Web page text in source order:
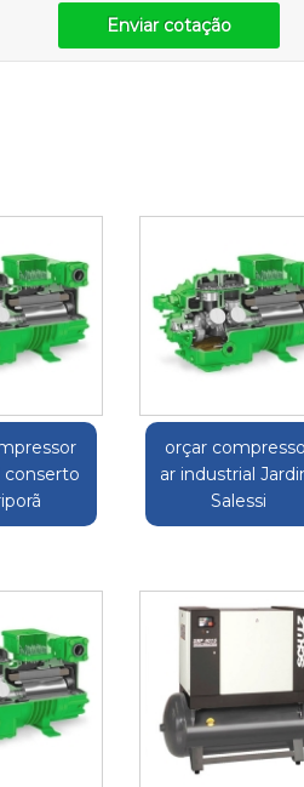
Enviar cotação
conserto
orçar
ar industrial
Salessi